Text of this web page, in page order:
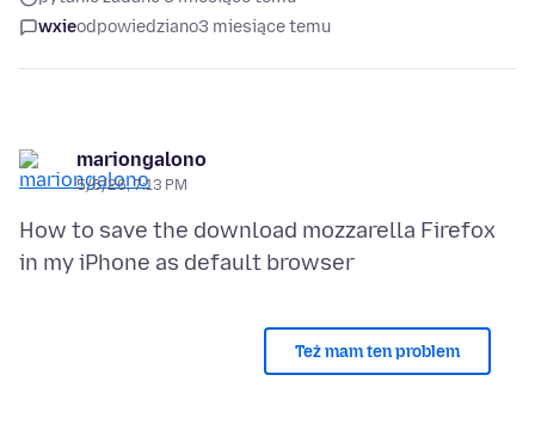
wxieodpowiedziano3 miesiące temu
mariongalono
5/6/26, 7:13 PM
How to save the download mozzarella Firefox
Też mam ten problem